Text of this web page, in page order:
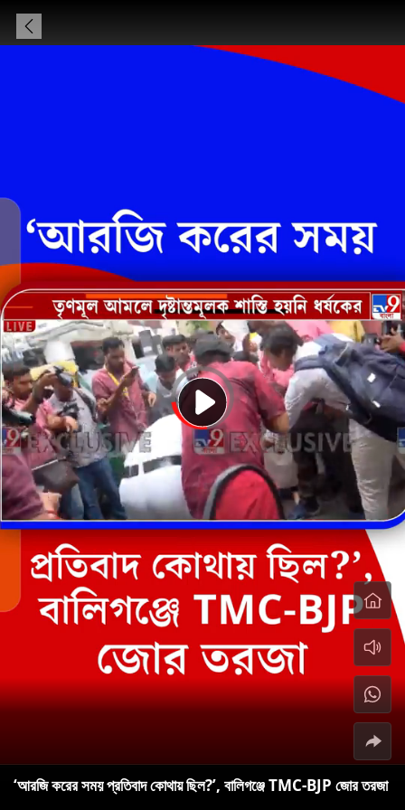
‘আরজি করের সময় প্রতিবাদ কোথায় ছিল?’, বালিগঞ্জে TMC-BJP জোর তরজা